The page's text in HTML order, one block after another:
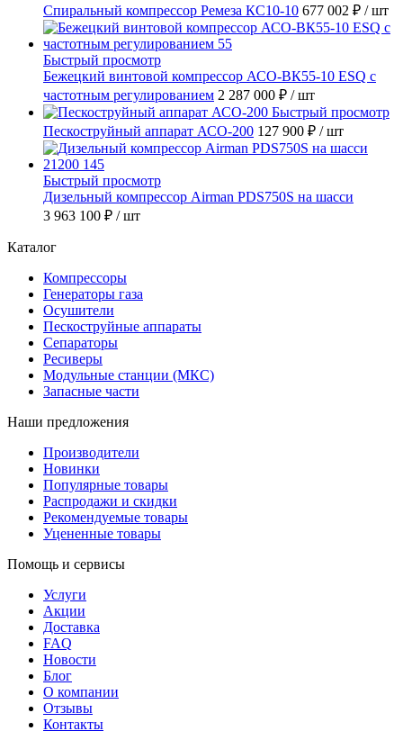
Спиральный компрессор Ремеза КС10-10 677 002 ₽ / шт
Быстрый просмотр
Бежецкий винтовой компрессор АСО-ВК55-10 ESQ с
частотным регулированием 2 287 000 ₽ / шт
Быстрый просмотр
Пескоструйный аппарат АСО-200 127 900 ₽ / шт
Быстрый просмотр
Дизельный компрессор Airman PDS750S на шасси
3 963 100 ₽ / шт
Каталог
Компрессоры
Генераторы газа
Осушители
Пескоструйные аппараты
Сепараторы
Ресиверы
Модульные станции (МКС)
Запасные части
Наши предложения
Производители
Новинки
Популярные товары
Распродажи и скидки
Рекомендуемые товары
Уцененные товары
Помощь и сервисы
Услуги
Акции
Доставка
FAQ
Новости
Блог
О компании
Отзывы
Контакты